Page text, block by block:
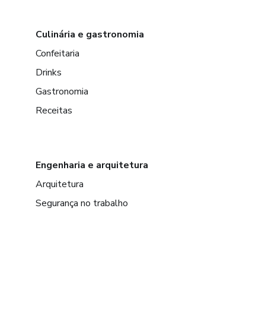
Culinária e gastronomia
Confeitaria
Drinks
Gastronomia
Receitas
Engenharia e arquitetura
Arquitetura
Segurança no trabalho